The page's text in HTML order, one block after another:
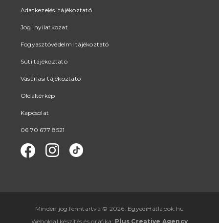
Adatkezelési tájékoztató
Jogi nyilatkozat
Fogyasztóvédelmi tájékoztató
Süti tájékoztató
Vásárlási tájékoztató
Oldaltérkép
Kapcsolat
06 70 677 8521
Minden jog fenntartva © 2026. EgyediHátlapok.hu
Weboldal készítés ésgrafika : Plus Creative Agency